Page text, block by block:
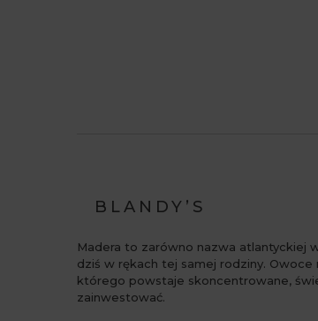
BLANDY’S
Madera to zarówno nazwa atlantyckiej
dziś w rękach tej samej rodziny.
którego powstaje skoncentrowane,
zainwestować.